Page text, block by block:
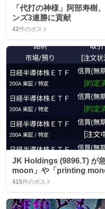
「代打の神様」阿部寿樹
ンズ3連勝に貢献
42件のポスト
JK Holdings (9896.T) が
moon」や「printing
415件のポスト